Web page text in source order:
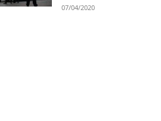
07/04/2020